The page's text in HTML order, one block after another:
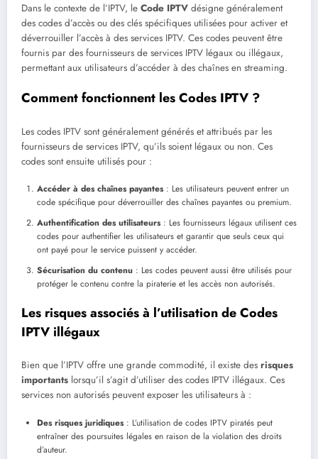
Dans le contexte de l’IPTV, le Code IPTV désigne généralement
des codes d’accès ou des clés spécifiques utilisées pour activer et
déverrouiller l’accès à des services IPTV. Ces codes peuvent être
fournis par des fournisseurs de services IPTV légaux ou illégaux,
permettant aux utilisateurs d’accéder à des chaînes en streaming.
Comment fonctionnent les Codes IPTV ?
Les codes IPTV sont généralement générés et attribués par les
fournisseurs de services IPTV, qu’ils soient légaux ou non. Ces
codes sont ensuite utilisés pour :
Accéder à des chaînes payantes: Les utilisateurs peuvent entrer un
code spécifique pour déverrouiller des chaînes payantes ou premium.
Authentification des utilisateurs: Les fournisseurs légaux utilisent ces
codes pour authentifier les utilisateurs et garantir que seuls ceux qui
ont payé pour le service puissent y accéder.
Sécurisation du contenu : Les codes peuvent aussi être utilisés pour
protéger le contenu contre la piraterie et les accès non autorisés.
Les risques associés à l’utilisation de Codes
IPTV illégaux
Bien que l’IPTV offre une grande commodité, il existe des risques
importants lorsqu’il s’agit d’utiliser des codes IPTV illégaux. Ces
services non autorisés peuvent exposer les utilisateurs à :
Des risques juridiques: L’utilisation de codes IPTV piratés peut
entraîner des poursuites légales en raison de la violation des droits
d’auteur.